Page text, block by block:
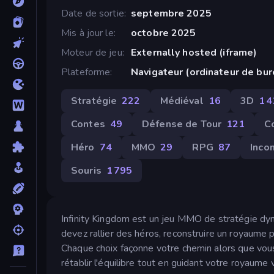
Date de sortie septembre 2025
Mis à jour le
octobre 2025
Moteur de jeu
Externally hosted (iframe)
Plateforme
Navigateur (ordinateur de
Stratégie 222 Médiéval 16 3D 1
Contes 49 Défense de Tour 121
Héro 74 MMO 29 RPG 87
Souris 1 795
Infinity Kingdom est un jeu MMO de stratégie
devez rallier des héros, reconstruire un
Chaque choix façonne votre chemin alors que
rétablir l'équilibre tout en guidant votre royaume